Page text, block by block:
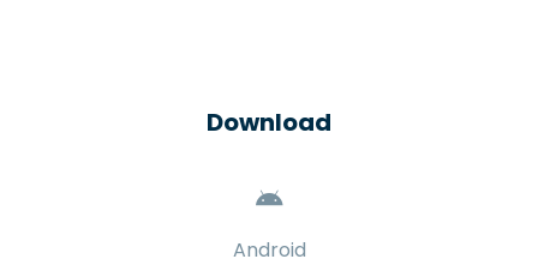
Download
Android